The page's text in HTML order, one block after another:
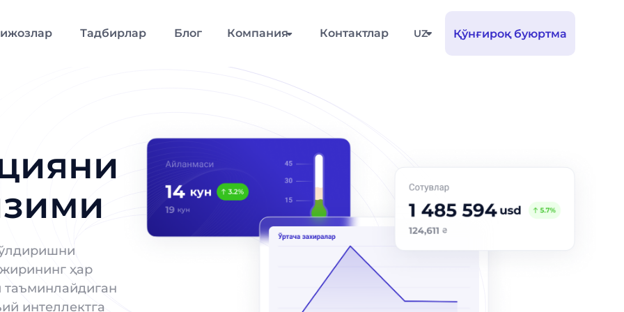
UZ Қўнғироқ буюртма
Тадбирлар Блог Компания Контактлар
ҳар
интеллектга